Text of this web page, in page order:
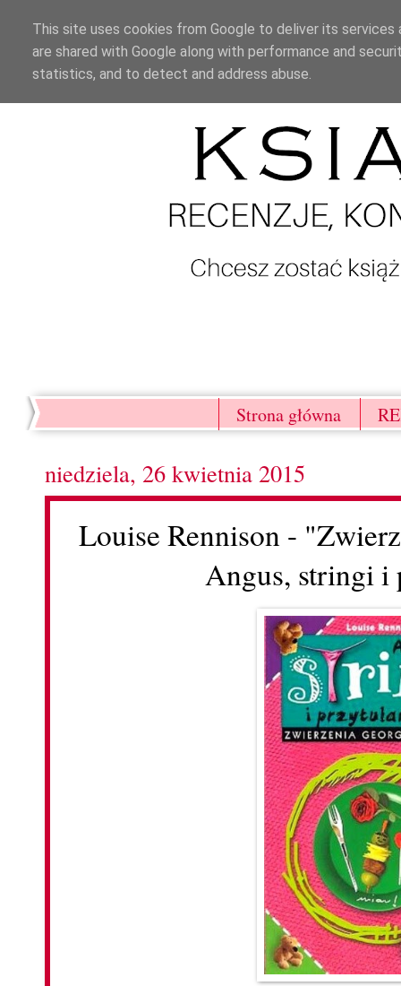
Strona główna
niedziela, 26 kwietnia 2015
Louise Rennison -
Angus, stringi
This site uses cookies from Google to deliver its
are shared with Google along with performance and
statistics, and to detect and address abuse.